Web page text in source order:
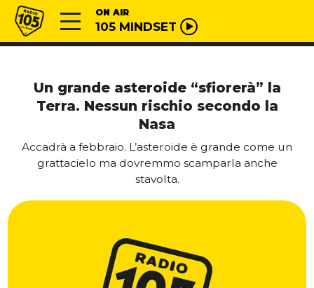
Vai al contenuto
Radio 105 ON AIR
105 MINDSET
Un grande asteroide “sfiorerà” la
Terra. Nessun rischio secondo la
Nasa
Accadrà a febbraio. L’asteroide è grande come un
grattacielo ma dovremmo scamparla anche
stavolta.